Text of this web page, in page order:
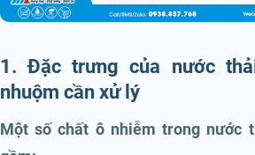
1. Đặc trưng của nước
nhuộm cần xử lý
Một số chất ô nhiễm trong nước